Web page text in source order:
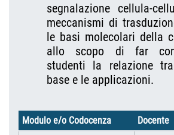
segnalazione cellula-
meccanismi di
le basi molecolari della
allo scopo di far
studenti la relazione
base e le applicazioni.
Modulo e/o Codocenza Docente